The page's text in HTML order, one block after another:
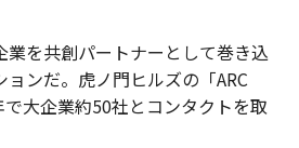
業を共創パートナーとして巻き込
ンだ。虎ノ門ヒルズの「ARC
大企業約50社とコンタクトを取